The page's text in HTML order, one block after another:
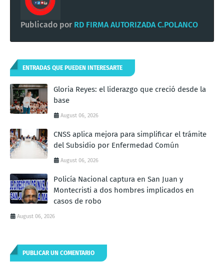
Publicado por RD FIRMA AUTORIZADA C.POLANCO
ENTRADAS QUE PUEDEN INTERESARTE
Gloria Reyes: el liderazgo que creció desde la
base
August 06, 2026
CNSS aplica mejora para simplificar el trámite
del Subsidio por Enfermedad Común
August 06, 2026
Policía Nacional captura en San Juan y
Montecristi a dos hombres implicados en
casos de robo
August 06, 2026
PUBLICAR UN COMENTARIO